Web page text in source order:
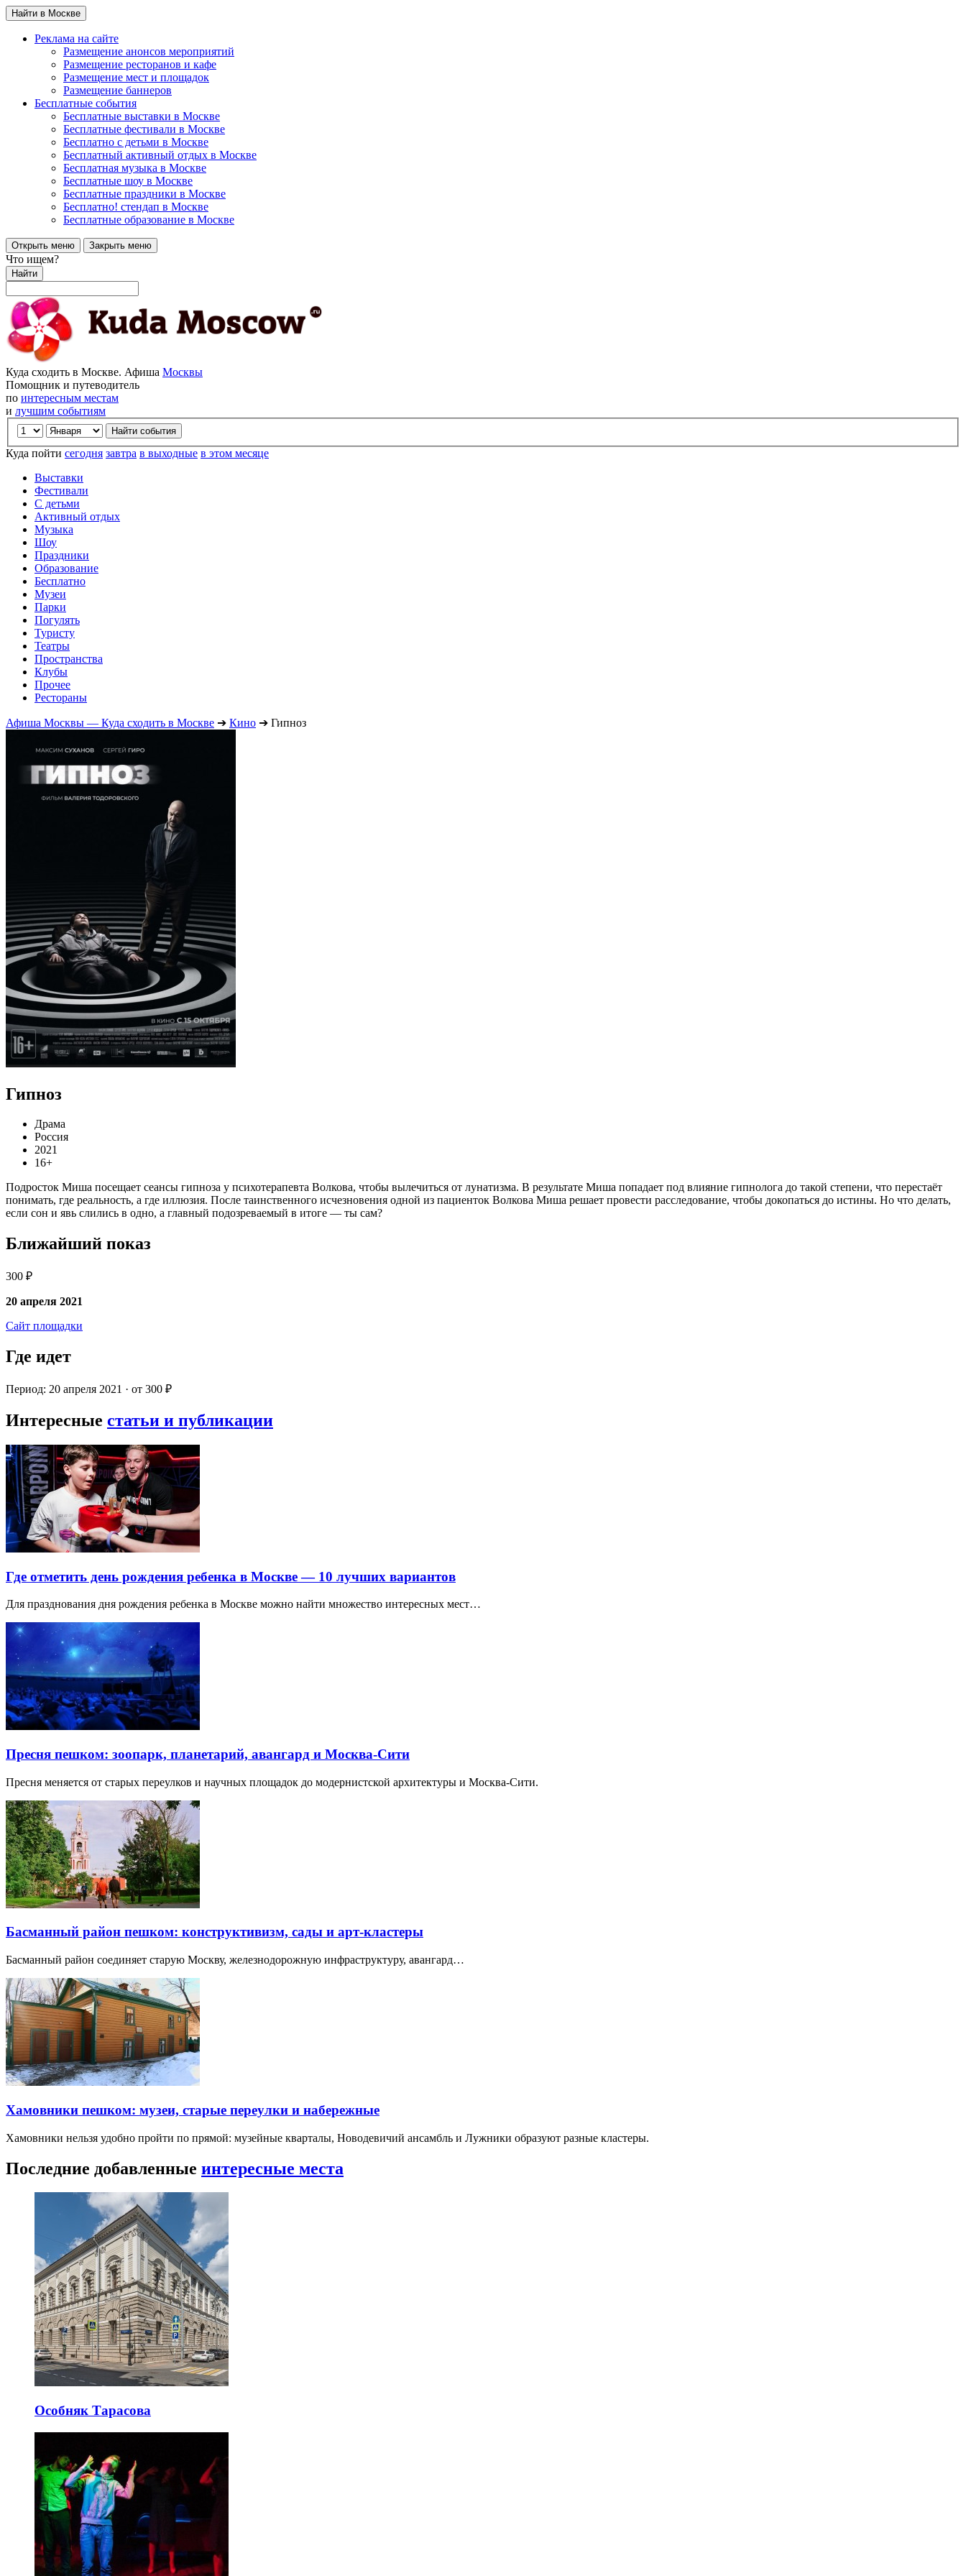
Найти в Москве
Реклама на сайте
Размещение анонсов мероприятий
Размещение ресторанов и кафе
Размещение мест и площадок
Размещение баннеров
Бесплатные события
Бесплатные выставки в Москве
Бесплатные фестивали в Москве
Бесплатно с детьми в Москве
Бесплатный активный отдых в Москве
Бесплатная музыка в Москве
Бесплатные шоу в Москве
Бесплатные праздники в Москве
Бесплатно! стендап в Москве
Бесплатные образование в Москве
Открыть меню Закрыть меню
Что ищем?
Найти
Куда сходить в Москве. Афиша Москвы
Помощник и путеводитель
по интересным местам
и лучшим событиям
Куда пойти сегодня завтра в выходные в этом месяце
Выставки
Фестивали
С детьми
Активный отдых
Музыка
Шоу
Праздники
Образование
Бесплатно
Музеи
Парки
Погулять
Туристу
Театры
Пространства
Клубы
Прочее
Рестораны
Афиша Москвы — Куда сходить в Москве ➔ Кино ➔ Гипноз
Гипноз
Драма
Россия
2021
16+
Подросток Миша посещает сеансы гипноза у психотерапевта Волкова, чтобы вылечиться от лунатизма. В результате Миша попадает под влияние гипнолога до такой степени, что перестаёт
понимать, где реальность, а где иллюзия. После таинственного исчезновения одной из пациенток Волкова Миша решает провести расследование, чтобы докопаться до истины. Но что делать,
если сон и явь слились в одно, а главный подозреваемый в итоге — ты сам?
Ближайший показ
300 ₽
20 апреля 2021
Сайт площадки
Где идет
Период: 20 апреля 2021 · от 300 ₽
Интересные статьи и публикации
Где отметить день рождения ребенка в Москве — 10 лучших вариантов
Для празднования дня рождения ребенка в Москве можно найти множество интересных мест…
Пресня пешком: зоопарк, планетарий, авангард и Москва-Сити
Пресня меняется от старых переулков и научных площадок до модернистской архитектуры и Москва-Сити.
Басманный район пешком: конструктивизм, сады и арт-кластеры
Басманный район соединяет старую Москву, железнодорожную инфраструктуру, авангард…
Хамовники пешком: музеи, старые переулки и набережные
Хамовники нельзя удобно пройти по прямой: музейные кварталы, Новодевичий ансамбль и Лужники образуют разные кластеры.
Последние добавленные интересные места
Особняк Тарасова